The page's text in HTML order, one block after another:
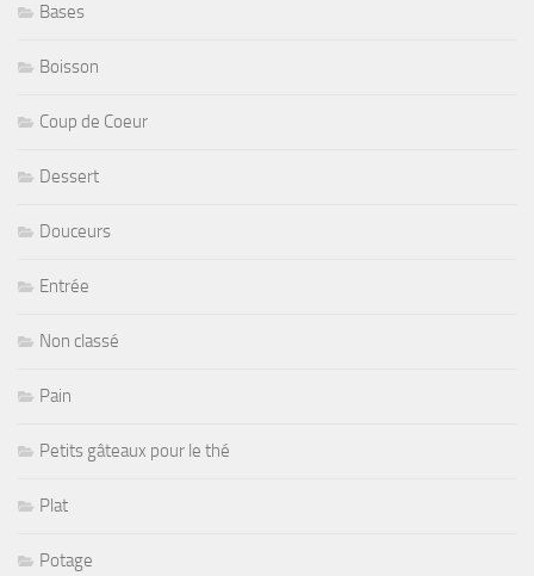
Bases
Boisson
Coup de Coeur
Dessert
Douceurs
Entrée
Non classé
Pain
Petits gâteaux pour le thé
Plat
Potage